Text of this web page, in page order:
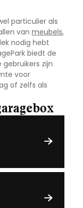
particulier als
van meubels,
nodig hebt
biedt de
zijn
voor
of zelfs als